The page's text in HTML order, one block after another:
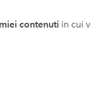
contenutiin cui